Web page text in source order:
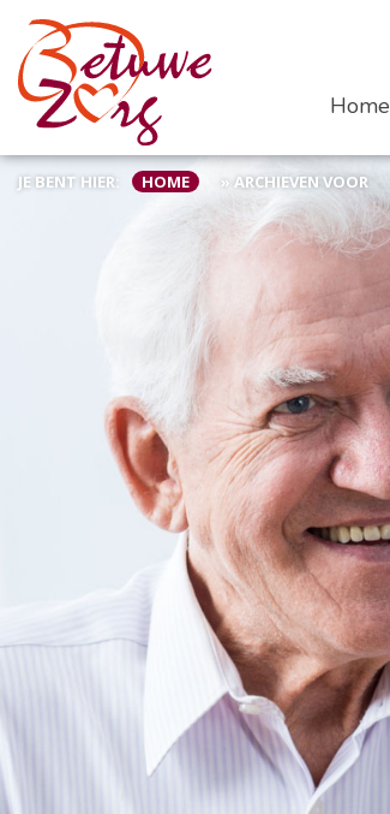
Home
JE BENT HIER: HOME » ARCHIEVEN VOOR